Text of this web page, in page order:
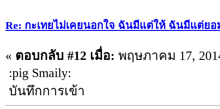
Re: กะเทยไม่เคยนอกใจ ฉันมีแต่ให้ ฉันมีแต่ยอ
« ตอบกลับ #12 เมื่อ: พฤษภาคม 17,
:pig Smaily:
บันทึกการเข้า